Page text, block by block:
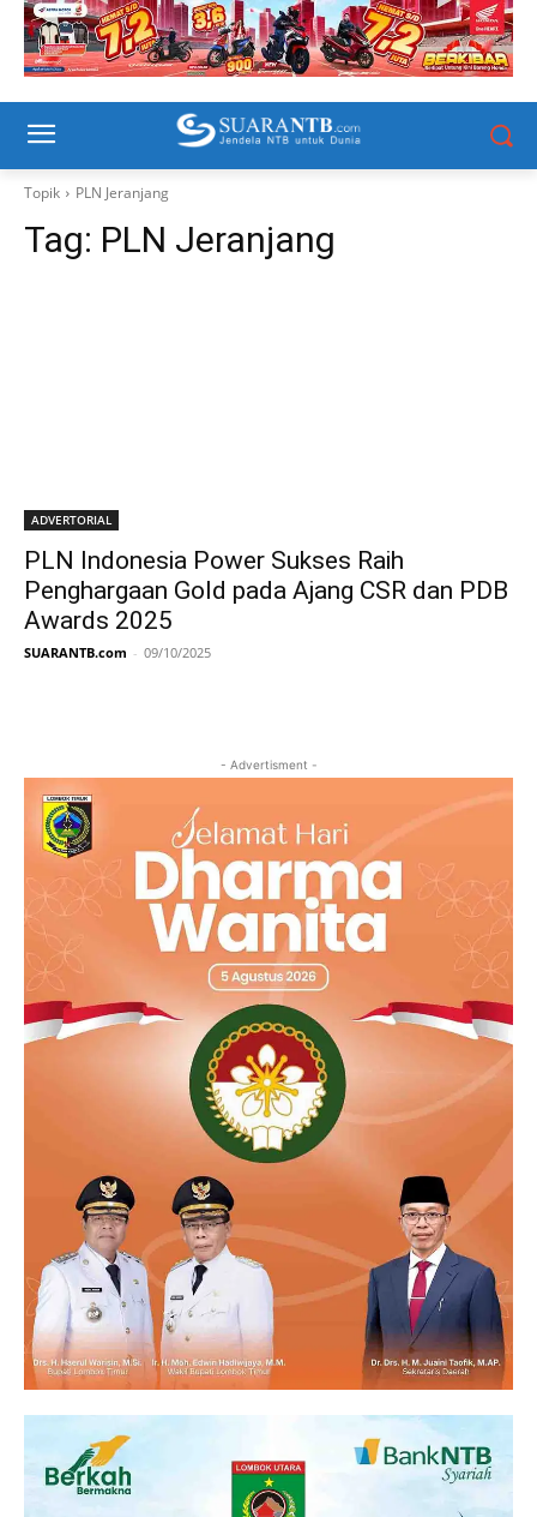
Topik PLN Jeranjang
Tag: PLN Jeranjang
ADVERTORIAL
PLN Indonesia Power Sukses Raih
Penghargaan Gold pada Ajang CSR dan PDB
Awards 2025
SUARANTB.com - 09/10/2025
- Advertisment -